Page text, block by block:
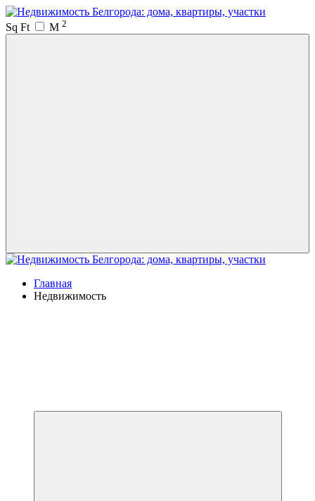
Sq Ft M 2
Главная
Недвижимость